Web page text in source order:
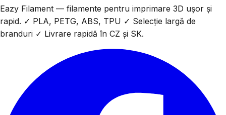
Eazy Filament — filamente pentru imprimare 3D ușor și
rapid. ✓ PLA, PETG, ABS, TPU ✓ Selecție largă de
branduri ✓ Livrare rapidă în CZ și SK.